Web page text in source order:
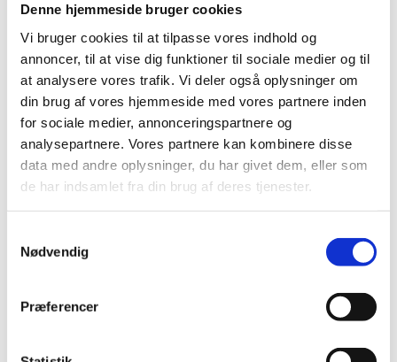
Denne hjemmeside bruger cookies
Vi bruger cookies til at tilpasse vores indhold og
annoncer, til at vise dig funktioner til sociale medier og til
at analysere vores trafik. Vi deler også oplysninger om
din brug af vores hjemmeside med vores partnere inden
for sociale medier, annonceringspartnere og
analysepartnere. Vores partnere kan kombinere disse
data med andre oplysninger, du har givet dem, eller som
de har indsamlet fra din brug af deres tjenester.
Nødvendig
Præferencer
skal give undervisning, der står mål med
undervisningen i folkeskolen.
Frihed og folkestyre-kravet
Udover stå mål med-kravet skal en fri skole opfylde
kravet om frihed og folkestyre og demokratisk